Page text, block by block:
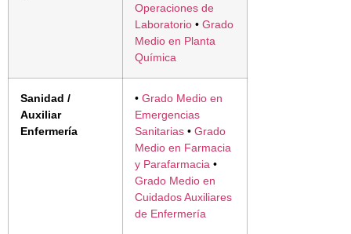
Operaciones de
Laboratorio • Grado
Medio en Planta
Química
Sanidad /
Auxiliar
Enfermería
• Grado Medio en
Emergencias
Sanitarias • Grado
Medio en Farmacia
y Parafarmacia •
Grado Medio en
Cuidados Auxiliares
de Enfermería